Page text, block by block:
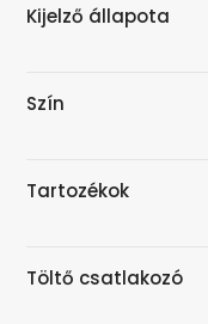
Kijelző állapota
Szín
Tartozékok
Töltő csatlakozó